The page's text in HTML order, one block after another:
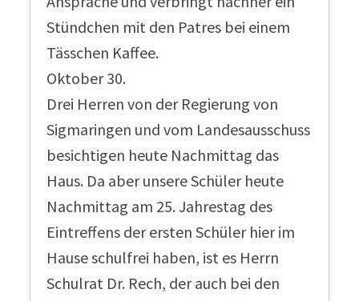
Stündchen mit den Patres bei einem
Tässchen Kaffee.
Oktober 30.
Drei Herren von der Regierung von
Sigmaringen und vom Landesausschuss
besichtigen heute Nachmittag das
Haus. Da aber unsere Schüler heute
Nachmittag am 25. Jahrestag des
Eintreffens der ersten Schüler hier im
Hause schulfrei haben, ist es Herrn
Schulrat Dr. Rech, der auch bei den